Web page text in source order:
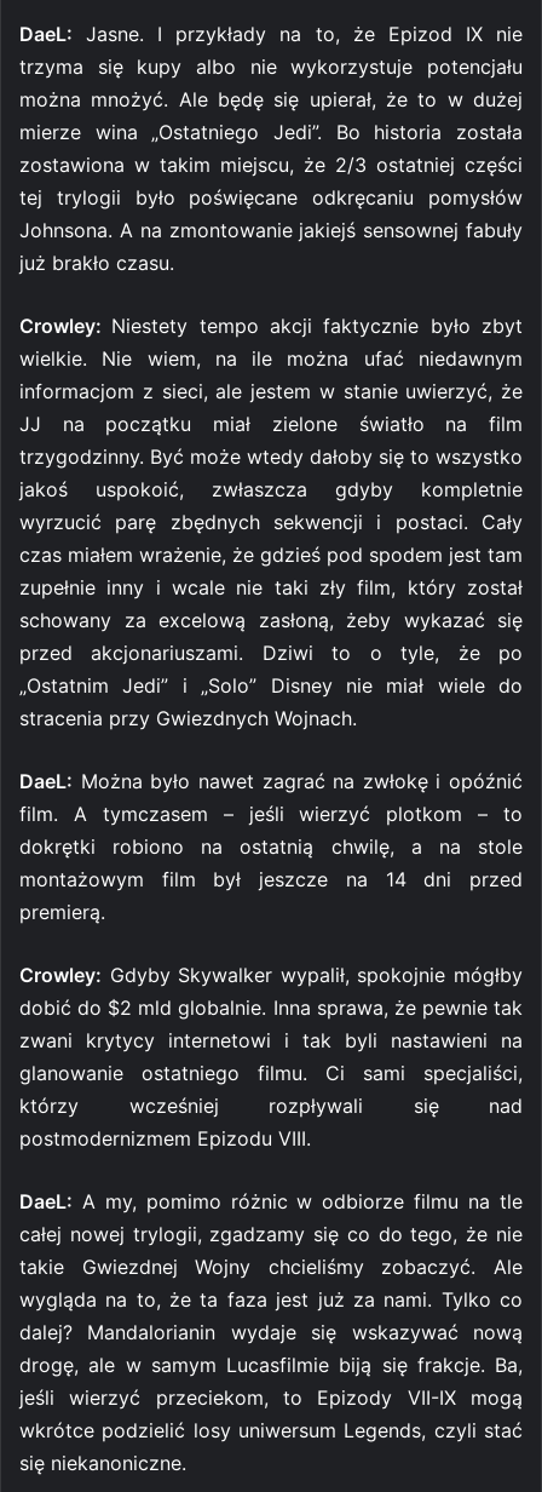
DaeL: Jasne. I przykłady na to, że Epizod IX nie
trzyma się kupy albo nie wykorzystuje potencjału
można mnożyć. Ale będę się upierał, że to w dużej
mierze wina „Ostatniego Jedi”. Bo historia została
zostawiona w takim miejscu, że 2/3 ostatniej części
tej trylogii było poświęcane odkręcaniu pomysłów
Johnsona. A na zmontowanie jakiejś sensownej fabuły
już brakło czasu.
Crowley: Niestety tempo akcji faktycznie było zbyt
wielkie. Nie wiem, na ile można ufać niedawnym
informacjom z sieci, ale jestem w stanie uwierzyć, że
JJ na początku miał zielone światło na film
trzygodzinny. Być może wtedy dałoby się to wszystko
jakoś uspokoić, zwłaszcza gdyby kompletnie
wyrzucić parę zbędnych sekwencji i postaci. Cały
czas miałem wrażenie, że gdzieś pod spodem jest tam
zupełnie inny i wcale nie taki zły film, który został
schowany za excelową zasłoną, żeby wykazać się
przed akcjonariuszami. Dziwi to o tyle, że po
„Ostatnim Jedi” i „Solo” Disney nie miał wiele do
stracenia przy Gwiezdnych Wojnach.
DaeL: Można było nawet zagrać na zwłokę i opóźnić
film. A tymczasem – jeśli wierzyć plotkom – to
dokrętki robiono na ostatnią chwilę, a na stole
montażowym film był jeszcze na 14 dni przed
premierą.
Crowley: Gdyby Skywalker wypalił, spokojnie mógłby
dobić do $2 mld globalnie. Inna sprawa, że pewnie tak
zwani krytycy internetowi i tak byli nastawieni na
glanowanie ostatniego filmu. Ci sami specjaliści,
którzy wcześniej rozpływali się nad
postmodernizmem Epizodu VIII.
DaeL: A my, pomimo różnic w odbiorze filmu na tle
całej nowej trylogii, zgadzamy się co do tego, że nie
takie Gwiezdnej Wojny chcieliśmy zobaczyć. Ale
wygląda na to, że ta faza jest już za nami. Tylko co
dalej? Mandalorianin wydaje się wskazywać nową
drogę, ale w samym Lucasfilmie biją się frakcje. Ba,
jeśli wierzyć przeciekom, to Epizody VII-IX mogą
wkrótce podzielić losy uniwersum Legends, czyli stać
się niekanoniczne.